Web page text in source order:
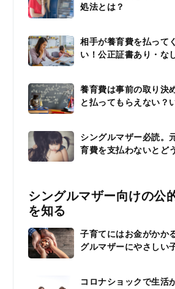
処法とは？
相手が養育費を払って
い！公正証書あり・な
養育費は事前の取り決
と払ってもらえない？
シングルマザー必読。
育費を支払わないとど
シングルマザー向けの公
を知る
子育てにはお金がかか
グルマザーにやさしい
コロナショックで生活